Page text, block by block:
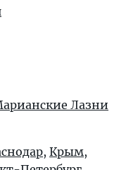
Лазни
, Крым,